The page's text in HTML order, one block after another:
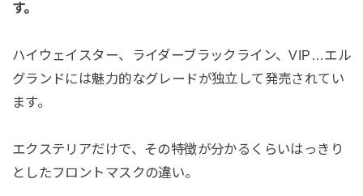
す。
ハイウェイスター、ライダーブラックライン、VIP…エル
グランドには魅力的なグレードが独立して発売されてい
ます。
エクステリアだけで、その特徴が分かるくらいはっきり
としたフロントマスクの違い。